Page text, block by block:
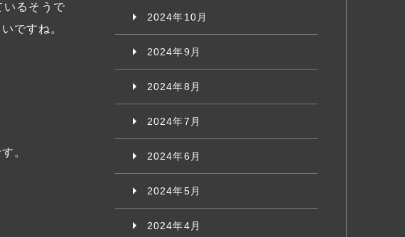
いるそうで
ですね。
。
2024年10月
2024年9月
2024年8月
2024年7月
2024年6月
2024年5月
2024年4月